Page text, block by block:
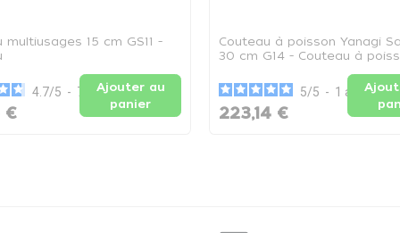
multiusages 15 cm GS11 -
4.7/5 - 7 avis
€
Ajouter au
panier
Couteau à poisson Yanagi
30 cm G14 - Couteau à
5/5 - 1 avis
223,14 €